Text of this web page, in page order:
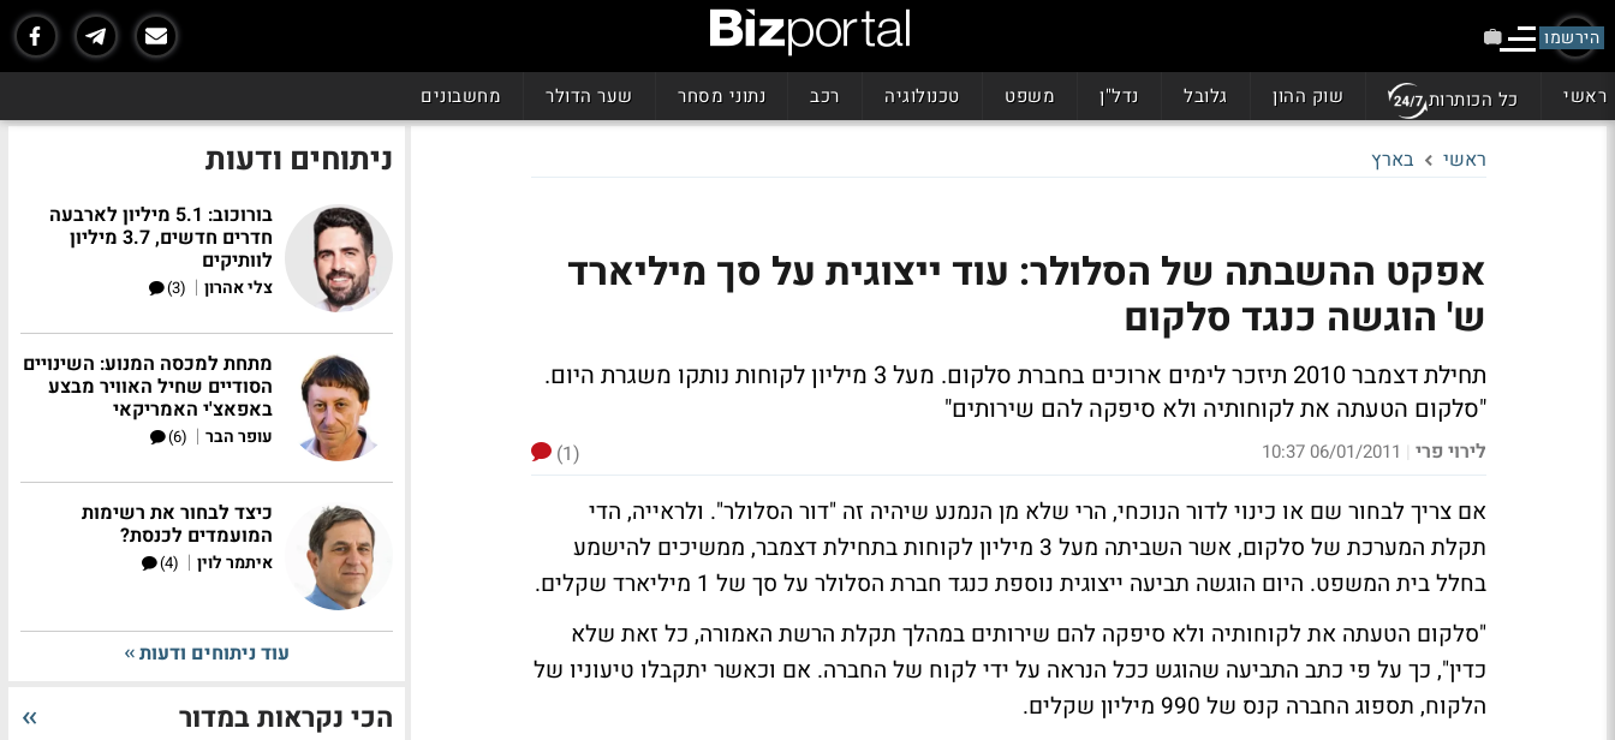
הירשמו
ראשי כל הכותרות שוק ההון גלובל נדל"ן משפט טכנולוגיה רכב נתוני מסחר שער הדולר מחשבונים
ראשי בארץ
אפקט ההשבתה של הסלולר: עוד ייצוגית על סך מיליארד
ש' הוגשה כנגד סלקום
תחילת דצמבר 2010 תיזכר לימים ארוכים בחברת סלקום. מעל 3 מיליון לקוחות נותקו משגרת היום.
"סלקום הטעתה את לקוחותיה ולא סיפקה להם שירותים"
לירוי פרי |
06/01/2011 10:37
(1)
אם צריך לבחור שם או כינוי לדור הנוכחי, הרי שלא מן הנמנע שיהיה זה "דור הסלולר". ולראייה, הדי
תקלת המערכת של סלקום, אשר השביתה מעל 3 מיליון לקוחות בתחילת דצמבר, ממשיכים להישמע
בחלל בית המשפט. היום הוגשה תביעה ייצוגית נוספת כנגד חברת הסלולר על סך של 1 מיליארד שקלים.
"סלקום הטעתה את לקוחותיה ולא סיפקה להם שירותים במהלך תקלת הרשת האמורה, כל זאת שלא
כדין", כך על פי כתב התביעה שהוגש ככל הנראה על ידי לקוח של החברה. אם וכאשר יתקבלו טיעוניו של
הלקוח, תספוג החברה קנס של 990 מיליון שקלים.
ניתוחים ודעות
בורוכוב: 5.1 מיליון לארבעה
חדרים חדשים, 3.7 מיליון
לוותיקים
צלי אהרון |
(3)
מתחת למכסה המנוע: השינויים
הסודיים שחיל האוויר מבצע
באפאצ'י האמריקאי
עופר הבר |
(6)
כיצד לבחור את רשימות
המועמדים לכנסת?
איתמר לוין |
(4)
עוד ניתוחים ודעות
הכי נקראות במדור